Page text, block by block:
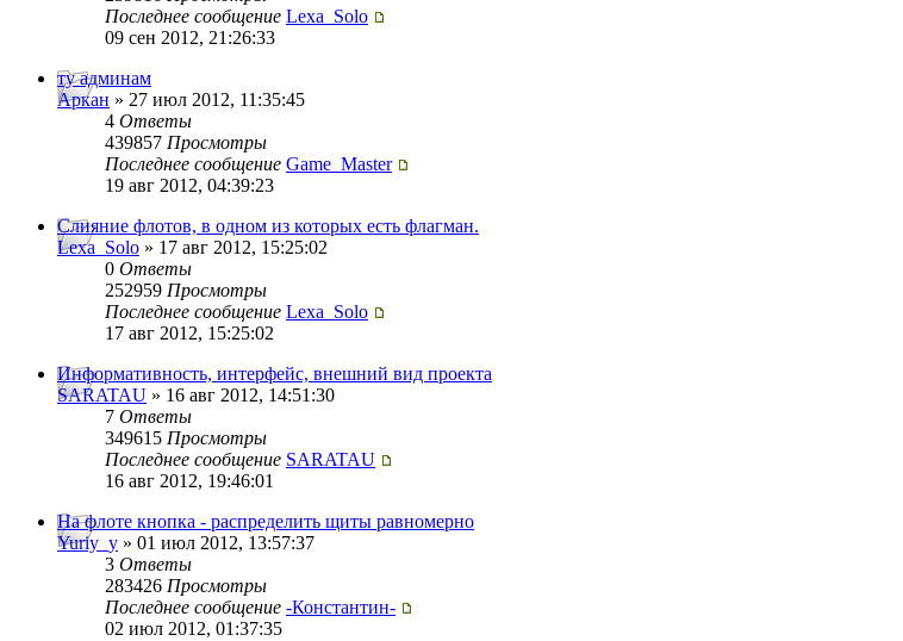
Последнее сообщение Lexa_Solo
09 сен 2012, 21:26:33
ту админам
Аркан » 27 июл 2012, 11:35:45
4 Ответы
439857 Просмотры
Последнее сообщение Game_Master
19 авг 2012, 04:39:23
Слияние флотов, в одном из которых есть флагман.
Lexa_Solo » 17 авг 2012, 15:25:02
0 Ответы
252959 Просмотры
Последнее сообщение Lexa_Solo
17 авг 2012, 15:25:02
Информативность, интерфейс, внешний вид проекта
SARATAU » 16 авг 2012, 14:51:30
7 Ответы
349615 Просмотры
Последнее сообщение SARATAU
16 авг 2012, 19:46:01
На флоте кнопка - распределить щиты равномерно
Yuriy_y » 01 июл 2012, 13:57:37
3 Ответы
283426 Просмотры
Последнее сообщение -Константин-
02 июл 2012, 01:37:35